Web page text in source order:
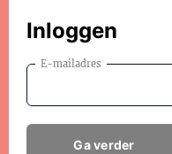
Inloggen
E-mailadres
Ga verder